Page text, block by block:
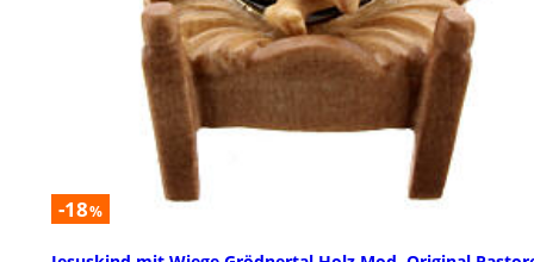
-18%